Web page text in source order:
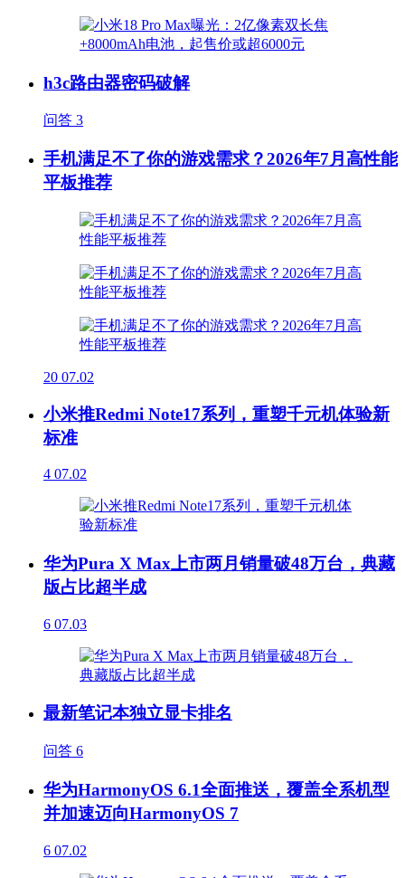
h3c路由器密码破解
问答 3
手机满足不了你的游戏需求？2026年7月高性能
平板推荐
20 07.02
小米推Redmi Note17系列，重塑千元机体验新
标准
4 07.02
华为Pura X Max上市两月销量破48万台，典藏
版占比超半成
6 07.03
最新笔记本独立显卡排名
问答 6
华为HarmonyOS 6.1全面推送，覆盖全系机型
并加速迈向HarmonyOS 7
6 07.02